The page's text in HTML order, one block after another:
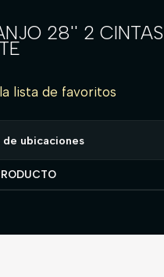
28'' 2 CINTAS
lista de favoritos
ubicaciones